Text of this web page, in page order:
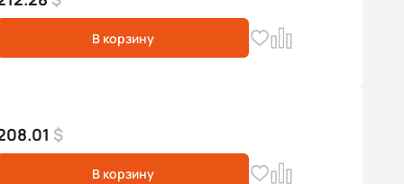
В корзину
$
В корзину